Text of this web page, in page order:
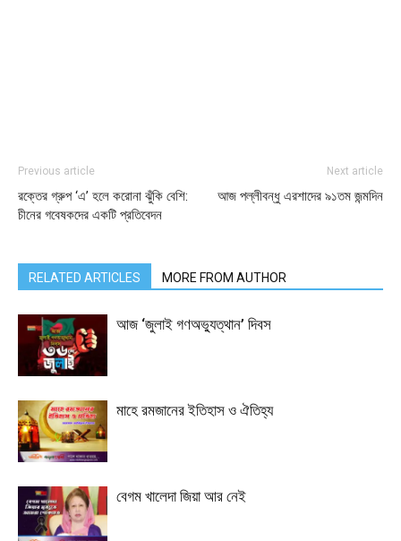
Previous article
রক্তের গ্রুপ ‘এ’ হলে করোনা ঝুঁকি বেশি:
চীনের গবেষকদের একটি প্রতিবেদন
Next article
আজ পল্লীবন্ধু এরশাদের ৯১তম জন্মদিন
RELATED ARTICLES MORE FROM AUTHOR
আজ ‘জুলাই গণঅভ্যুত্থান’ দিবস
মাহে রমজানের ইতিহাস ও ঐতিহ্য
বেগম খালেদা জিয়া আর নেই